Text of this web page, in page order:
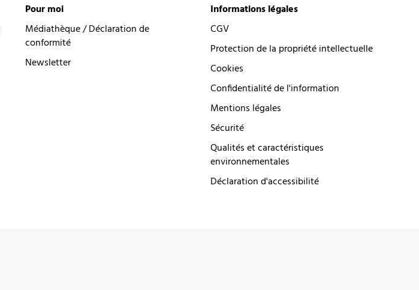
Pour moi
Médiathèque / Déclaration de
conformité
Newsletter
Informations légales
CGV
Protection de la propriété intellectuelle
Cookies
Confidentialité de l'information
Mentions légales
Sécurité
Qualités et caractéristiques
environnementales
Déclaration d'accessibilité